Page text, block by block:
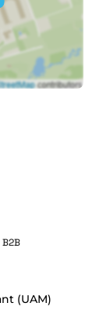
B2B
(UAM)